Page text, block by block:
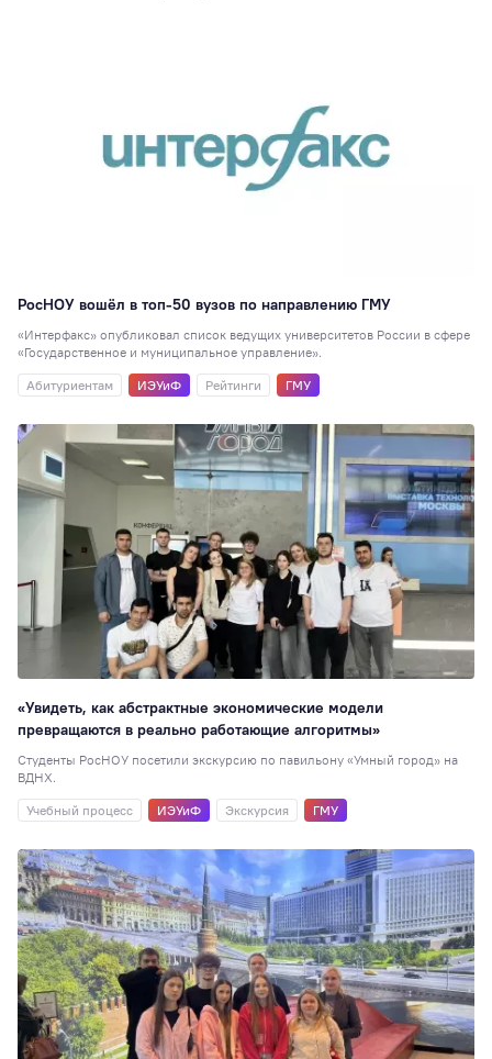
РосНОУ вошёл в топ-50 вузов по направлению ГМУ
«Интерфакс» опубликовал список ведущих университетов России в сфере
«Государственное и муниципальное управление».
Абитуриентам
ИЭУиФ Рейтинги ГМУ
«Увидеть, как абстрактные экономические модели
превращаются в реально работающие алгоритмы»
Студенты РосНОУ посетили экскурсию по павильону «Умный город» на
ВДНХ.
Учебный процесс
ИЭУиФ Экскурсия ГМУ